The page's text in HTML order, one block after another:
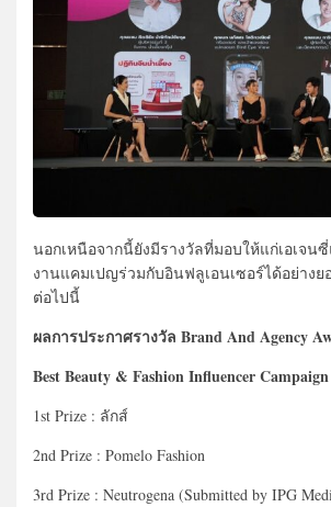
นอกเหนือจากนี้ยังมีรางวัลที่มอบให้แก่เอเจ
งานแคมเปญร่วมกับอินฟลูเอนเซอร์ได้อย่างย
ต่อไปนี้
ผลการประกาศรางวัล Brand And Agency
Best Beauty & Fashion Influencer Campaign
1st Prize : ลักส์
2nd Prize : Pomelo Fashion
3rd Prize : Neutrogena (Submitted by IPG